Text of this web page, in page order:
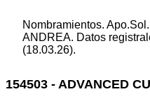
Nombramientos.
ANDREA. Datos
(18.03.26).
154503 - ADVANCED